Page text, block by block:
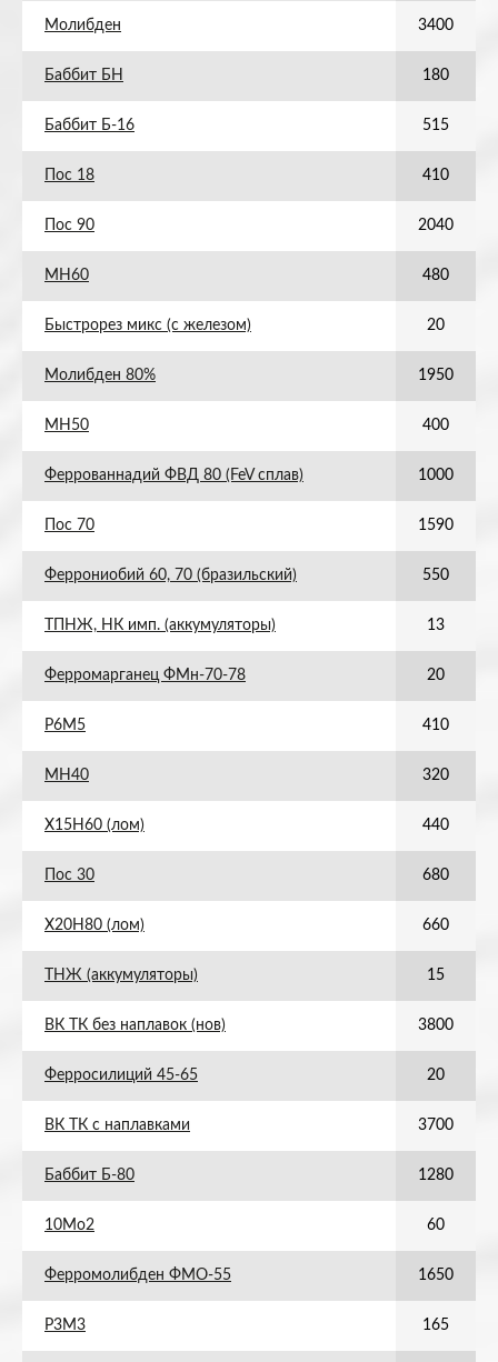
Молибден 3400
Баббит БН 180
Баббит Б-16 515
Пос 18 410
Пос 90 2040
МН60 480
Быстрорез микс (с железом) 20
Молибден 80% 1950
МН50 400
Феррованнадий ФВД 80 (FeV сплав) 1000
Пос 70 1590
Феррониобий 60, 70 (бразильский) 550
ТПНЖ, НК имп. (аккумуляторы) 13
Ферромарганец ФМн-70-78 20
Р6М5 410
МН40 320
Х15Н60 (лом) 440
Пос 30 680
Х20Н80 (лом) 660
ТНЖ (аккумуляторы) 15
ВК ТК без наплавок (нов) 3800
Ферросилиций 45-65 20
ВК ТК с наплавками 3700
Баббит Б-80 1280
10Мо2 60
Ферромолибден ФМО-55 1650
Р3М3 165